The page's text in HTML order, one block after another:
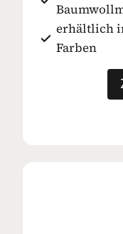
erhältlich
Farben